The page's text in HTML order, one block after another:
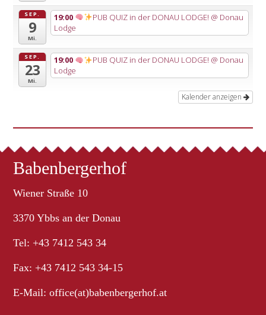
SEP.
9
Mi.
19:00 PUB QUIZ in der DONAU LODGE! @ Donau
Lodge
SEP.
23
Mi.
19:00 PUB QUIZ in der DONAU LODGE! @ Donau
Lodge
Kalender anzeigen
Babenbergerhof
Wiener Straße 10
3370 Ybbs an der Donau
Tel: +43 7412 543 34
Fax: +43 7412 543 34-15
E-Mail:office(at)babenbergerhof.at